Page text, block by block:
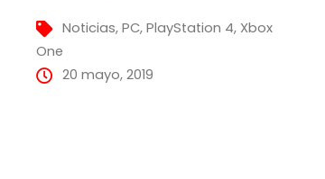
Noticias, PC, PlayStation 4, Xbox
One
20 mayo, 2019